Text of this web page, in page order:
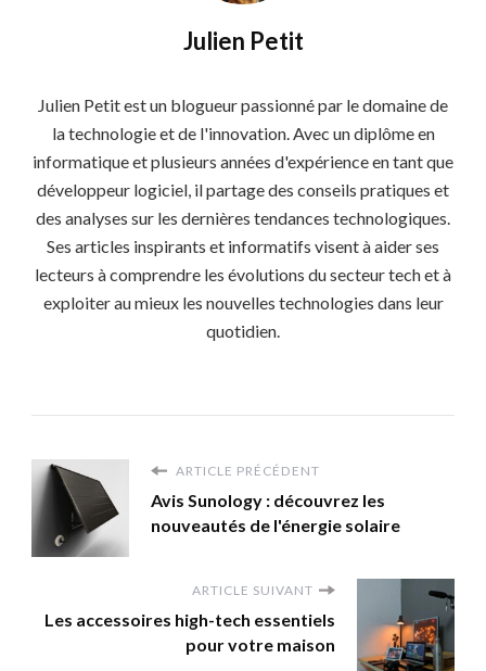
Julien Petit
Julien Petit est un blogueur passionné par le domaine de
la technologie et de l'innovation. Avec un diplôme en
informatique et plusieurs années d'expérience en tant que
développeur logiciel, il partage des conseils pratiques et
des analyses sur les dernières tendances technologiques.
Ses articles inspirants et informatifs visent à aider ses
lecteurs à comprendre les évolutions du secteur tech et à
exploiter au mieux les nouvelles technologies dans leur
quotidien.
ARTICLE PRÉCÉDENT
Avis Sunology : découvrez les
nouveautés de l'énergie solaire
ARTICLE SUIVANT
Les accessoires high-tech essentiels
pour votre maison